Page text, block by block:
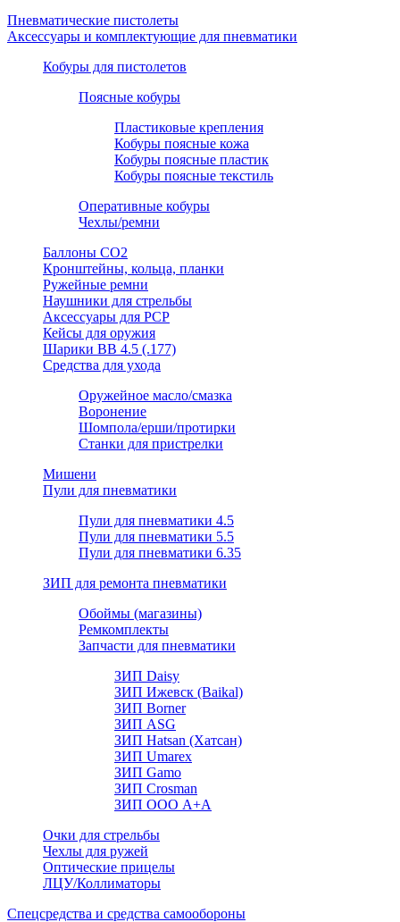
Пневматические пистолеты
Аксессуары и комплектующие для пневматики
Кобуры для пистолетов
Поясные кобуры
Пластиковые крепления
Кобуры поясные кожа
Кобуры поясные пластик
Кобуры поясные текстиль
Оперативные кобуры
Чехлы/ремни
Баллоны СО2
Кронштейны, кольца, планки
Ружейные ремни
Наушники для стрельбы
Аксессуары для PCP
Кейсы для оружия
Шарики ВВ 4.5 (.177)
Средства для ухода
Оружейное масло/смазка
Воронение
Шомпола/ерши/протирки
Станки для пристрелки
Мишени
Пули для пневматики
Пули для пневматики 4.5
Пули для пневматики 5.5
Пули для пневматики 6.35
ЗИП для ремонта пневматики
Обоймы (магазины)
Ремкомплекты
Запчасти для пневматики
ЗИП Daisy
ЗИП Ижевск (Baikal)
ЗИП Borner
ЗИП ASG
ЗИП Hatsan (Хатсан)
ЗИП Umarex
ЗИП Gamo
ЗИП Crosman
ЗИП ООО А+А
Очки для стрельбы
Чехлы для ружей
Оптические прицелы
ЛЦУ/Коллиматоры
Спецсредства и средства самообороны